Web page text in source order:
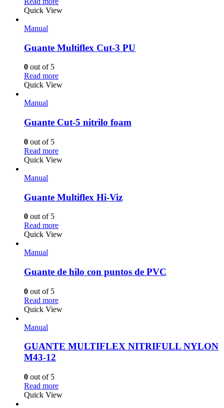
Quick View
Manual
Guante Multiflex Cut-3 PU
0 out of 5
Read more
Quick View
Manual
Guante Cut-5 nitrilo foam
0 out of 5
Read more
Quick View
Manual
Guante Multiflex Hi-Viz
0 out of 5
Read more
Quick View
Manual
Guante de hilo con puntos de PVC
0 out of 5
Read more
Quick View
Manual
GUANTE MULTIFLEX NITRIFULL NYLON
M43-12
0 out of 5
Read more
Quick View